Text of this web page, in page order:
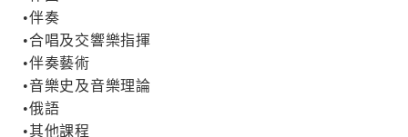
•伴奏
•合唱及交響樂指揮
•伴奏藝術
•音樂史及音樂理論
•俄語
•其他課程